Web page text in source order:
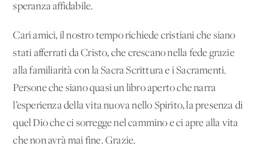
speranza affidabile.
Cari amici, il nostro tempo richiede cristiani che siano
stati afferrati da Cristo, che crescano nella fede grazie
alla familiarità con la Sacra Scrittura e i Sacramenti.
Persone che siano quasi un libro aperto che narra
l’esperienza della vita nuova nello Spirito, la presenza di
quel Dio che ci sorregge nel cammino e ci apre alla vita
che non avrà mai fine. Grazie.